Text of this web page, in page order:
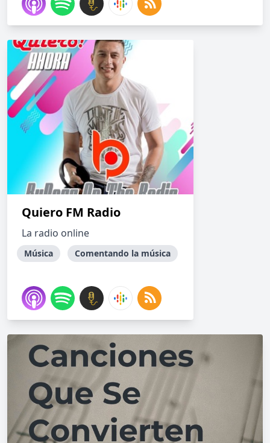
Quiero FM Radio
La radio online
Música Comentando la música